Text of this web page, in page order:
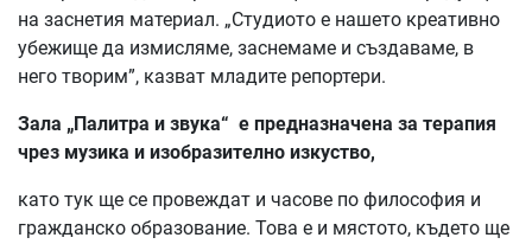
на заснетия материал. „Студиото е нашето креативно
убежище да измисляме, заснемаме и създаваме, в
него творим”, казват младите репортери.
Зала „Палитра и звука“ е предназначена за терапия
чрез музика и изобразително изкуство,
като тук ще се провеждат и часове по философия и
гражданско образование. Това е и мястото, където ще